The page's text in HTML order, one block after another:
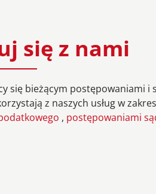
się z nami
się bieżącym postępowaniami i
z naszych usług w
, postępowaniami